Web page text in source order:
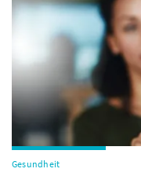
Gesundheit